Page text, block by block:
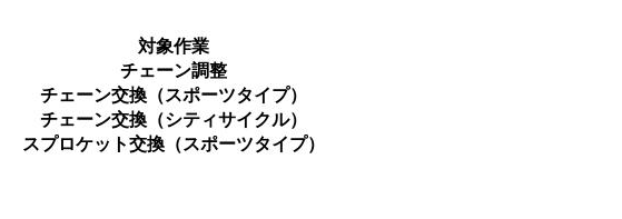
対象作業
チェーン調整
チェーン交換（スポーツタイプ）
チェーン交換（シティサイクル）
スプロケット交換（スポーツタイプ）